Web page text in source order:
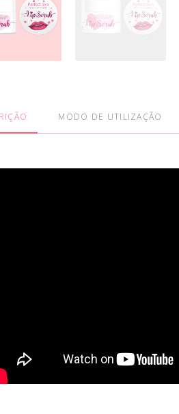
MODO DE UTILIZAÇÃO